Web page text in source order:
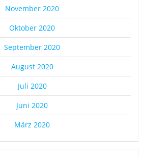
November 2020
Oktober 2020
September 2020
August 2020
Juli 2020
Juni 2020
März 2020